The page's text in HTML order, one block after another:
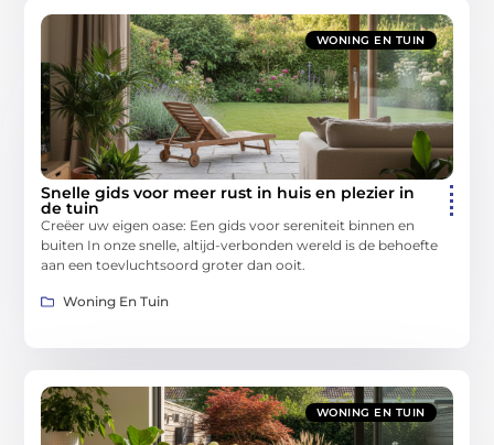
WONING EN TUIN
Snelle gids voor meer rust in huis en plezier in
de tuin
Creëer uw eigen oase: Een gids voor sereniteit binnen en
buiten In onze snelle, altijd-verbonden wereld is de behoefte
aan een toevluchtsoord groter dan ooit.
Woning En Tuin
WONING EN TUIN